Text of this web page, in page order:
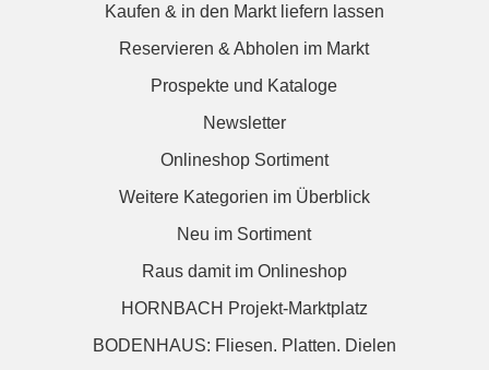
Kaufen & in den Markt liefern lassen
Reservieren & Abholen im Markt
Prospekte und Kataloge
Newsletter
Onlineshop Sortiment
Weitere Kategorien im Überblick
Neu im Sortiment
Raus damit im Onlineshop
HORNBACH Projekt-Marktplatz
BODENHAUS: Fliesen. Platten. Dielen